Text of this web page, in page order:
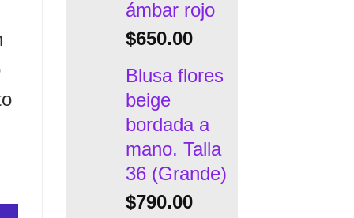
ámbar rojo
$650.00
Blusa flores
beige
bordada a
mano. Talla
36 (Grande)
$790.00